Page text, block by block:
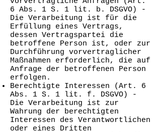
6 Abs. 1 S. 1 lit. b. DSGVO) -
Die Verarbeitung ist für die
Erfüllung eines Vertrags,
dessen Vertragspartei die
betroffene Person ist, oder zur
Durchführung vorvertraglicher
Maßnahmen erforderlich, die auf
Anfrage der betroffenen Person
erfolgen.
Berechtigte Interessen (Art. 6
Abs. 1 S. 1 lit. f. DSGVO) -
Die Verarbeitung ist zur
Wahrung der berechtigten
Interessen des Verantwortlichen
oder eines Dritten